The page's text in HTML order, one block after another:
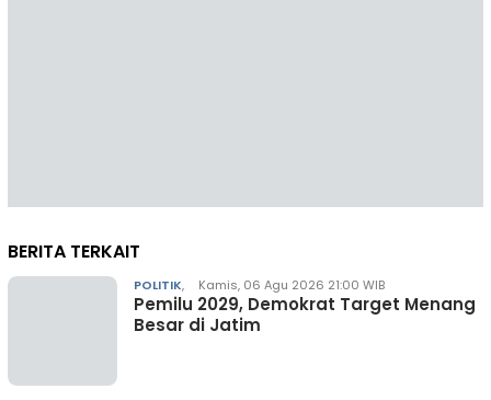
BERITA TERKAIT
POLITIK, Kamis, 06 Agu 2026 21:00 WIB
Pemilu 2029, Demokrat Target Menang
Besar di Jatim